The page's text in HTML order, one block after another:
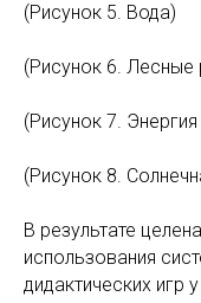
(Рисунок 5. Вода)
(Рисунок 6. Лесные
(Рисунок 7.
(Рисунок 8.
В результате
использования
дидактических игр